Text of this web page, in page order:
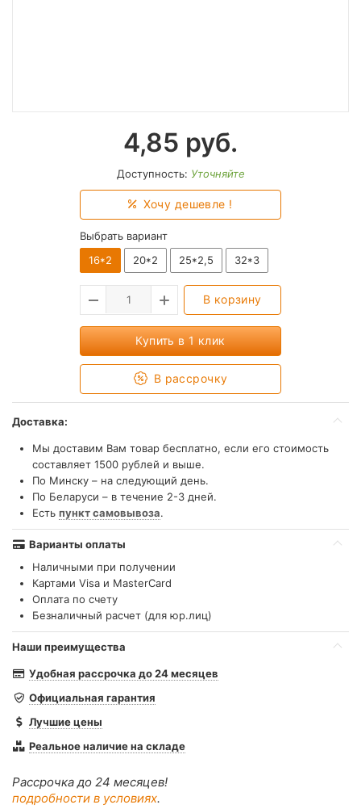
4,85 руб.
Доступность: Уточняйте
Хочу дешевле !
Выбрать вариант
16*2
20*2 25*2,5 32*3
В корзину
Купить в 1 клик
В рассрочку
Доставка:
Мы доставим Вам товар бесплатно, если его стоимость
составляет 1500 рублей и выше.
По Минску – на следующий день.
По Беларуси – в течение 2-3 дней.
Есть пункт самовывоза.
Варианты оплаты
Наличными при получении
Картами Visa и MasterCard
Оплата по счету
Безналичный расчет (для юр.лиц)
Наши преимущества
Удобная рассрочка до 24 месяцев
Официальная гарантия
Лучшие цены
Реальное наличие на складе
Рассрочка до 24 месяцев!
подробности в условиях.